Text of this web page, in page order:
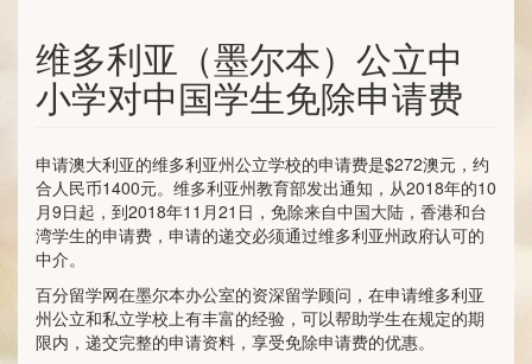
维多利亚（墨尔本）公立中
小学对中国学生免除申请费
申请澳大利亚的维多利亚州公立学校的申请费是$272澳元，约
合人民币1400元。维多利亚州教育部发出通知，从2018年的10
月9日起，到2018年11月21日，免除来自中国大陆，香港和台
湾学生的申请费，申请的递交必须通过维多利亚州政府认可的
中介。
百分留学网在墨尔本办公室的资深留学顾问，在申请维多利亚
州公立和私立学校上有丰富的经验，可以帮助学生在规定的期
限内，递交完整的申请资料，享受免除申请费的优惠。